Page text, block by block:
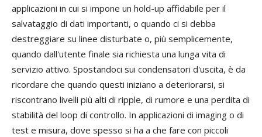
applicazioni in cui si impone un hold-up affidabile per il
salvataggio di dati importanti, o quando ci si debba
destreggiare su linee disturbate o, più semplicemente,
quando dall'utente finale sia richiesta una lunga vita di
servizio attivo. Spostandoci sui condensatori d'uscita, è da
ricordare che quando questi iniziano a deteriorarsi, si
riscontrano livelli più alti di ripple, di rumore e una perdita di
stabilità del loop di controllo. In applicazioni di imaging o di
test e misura, dove spesso si ha a che fare con piccoli